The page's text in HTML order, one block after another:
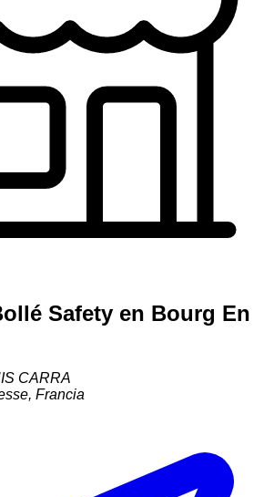
Safety en Bourg En
CARRA
, Francia